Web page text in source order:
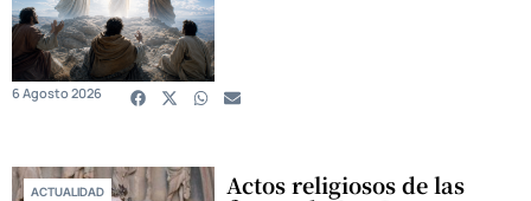
6 Agosto 2026
ACTUALIDAD Actos religiosos de las